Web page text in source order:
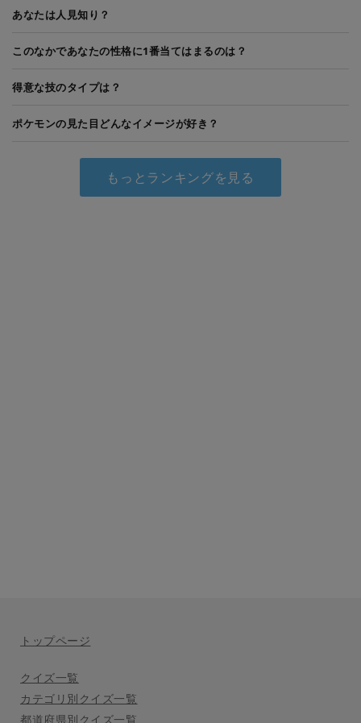
あなたは人見知り？
このなかであなたの性格に1番当てはまるのは？
得意な技のタイプは？
ポケモンの見た目どんなイメージが好き？
もっとランキングを見る
トップページ
クイズ一覧
カテゴリ別クイズ一覧
都道府県別クイズ一覧